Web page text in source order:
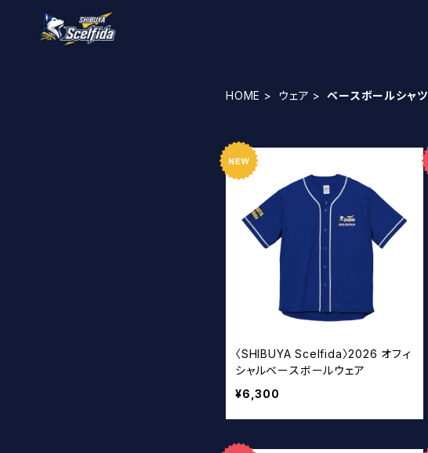
HOME ウェア ベースボールシャツ
〈SHIBUYA Scelfida〉2026 オフィ
シャルベースボールウェア
¥6,300